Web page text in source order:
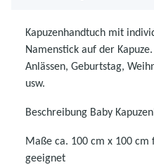
Kapuzenhandtuch mit
Namenstick auf der
Anlässen, Geburtstag,
usw.
Beschreibung Baby
Maße ca. 100 cm x 100 cm
geeignet